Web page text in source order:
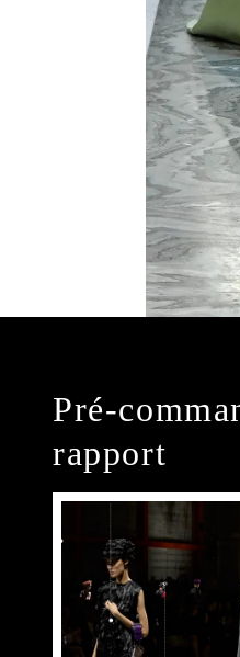
Pré-
rapport